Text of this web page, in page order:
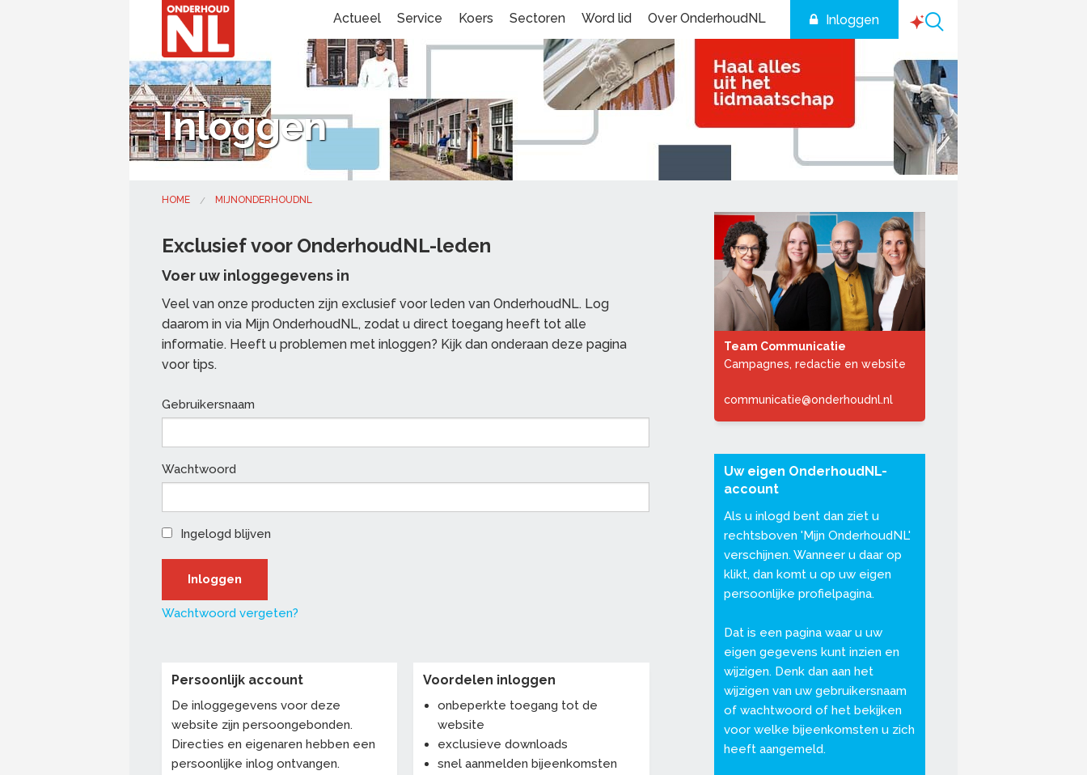
Inloggen
Actueel Service Koers Sectoren Word lid Over OnderhoudNL
Inloggen
HOME MIJNONDERHOUDNL
Exclusief voor OnderhoudNL-leden
Voer uw inloggegevens in
Veel van onze producten zijn exclusief voor leden van OnderhoudNL. Log
daarom in via Mijn OnderhoudNL, zodat u direct toegang heeft tot alle
informatie. Heeft u problemen met inloggen? Kijk dan onderaan deze pagina
voor tips.
Gebruikersnaam
Wachtwoord
Ingelogd blijven
Wachtwoord vergeten?
Persoonlijk account
De inloggegevens voor deze
website zijn persoongebonden.
Directies en eigenaren hebben een
persoonlijke inlog ontvangen.
Voordelen inloggen
onbeperkte toegang tot de
website
exclusieve downloads
snel aanmelden bijeenkomsten
Team Communicatie
Campagnes, redactie en website
communicatie@onderhoudnl.nl
Uw eigen OnderhoudNL-
account
Als u inlogd bent dan ziet u
rechtsboven 'Mijn OnderhoudNL'
verschijnen. Wanneer u daar op
klikt, dan komt u op uw eigen
persoonlijke profielpagina.
Dat is een pagina waar u uw
eigen gegevens kunt inzien en
wijzigen. Denk dan aan het
wijzigen van uw gebruikersnaam
of wachtwoord of het bekijken
voor welke bijeenkomsten u zich
heeft aangemeld.